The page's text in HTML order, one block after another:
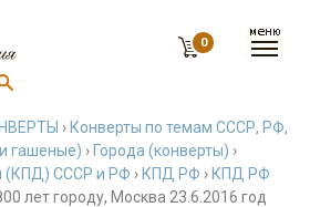
0
› Конверты по темам СССР, РФ,
гашеные) › Города (конверты) ›
(КПД) СССР и РФ › КПД РФ › КПД РФ
лет городу, Москва 23.6.2016 год